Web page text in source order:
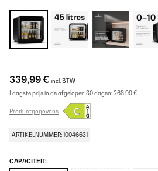
339,99 € incl. BTW
Laagste prijs in de afgelopen 30 dagen:268,99 €
Productgegevens
ARTIKELNUMMER: 10046631
CAPACITEIT: